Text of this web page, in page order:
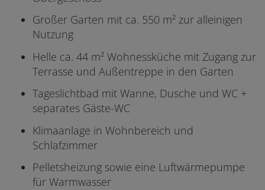
Großer Garten mit ca. 550 m² zur alleinigen
Nutzung
Helle ca. 44 m² Wohnessküche mit Zugang zur
Terrasse und Außentreppe in den Garten
Tageslichtbad mit Wanne, Dusche und WC +
separates Gäste-WC
Klimaanlage in Wohnbereich und
Schlafzimmer
Pelletsheizung sowie eine Luftwärmepumpe
für Warmwasser